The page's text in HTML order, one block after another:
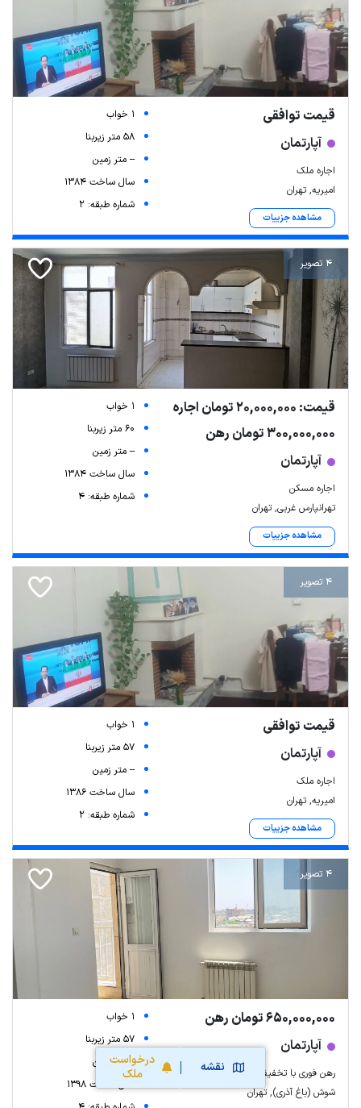
نقشه
درخواست
ملک
قیمت توافقی
آپارتمان
اجاره ملک
امیریه, تهران
مشاهده جزییات
1 خواب
58 متر زیربنا
-- متر زمین
سال ساخت 1384
شماره طبقه: 2
4 تصویر
قیمت: 20,000,000 تومان اجاره
300,000,000 تومان رهن
آپارتمان
اجاره مسکن
تهرانپارس غربی, تهران
مشاهده جزییات
1 خواب
60 متر زیربنا
-- متر زمین
سال ساخت 1384
شماره طبقه: 4
4 تصویر
قیمت توافقی
آپارتمان
اجاره ملک
امیریه, تهران
مشاهده جزییات
1 خواب
57 متر زیربنا
-- متر زمین
سال ساخت 1386
شماره طبقه: 2
4 تصویر
650,000,000 تومان رهن
آپارتمان
رهن فوری با تخفیف ویژه
شوش (باغ آذری), تهران
1 خواب
57 متر زیربنا
-- متر زمین
سال ساخت 1398